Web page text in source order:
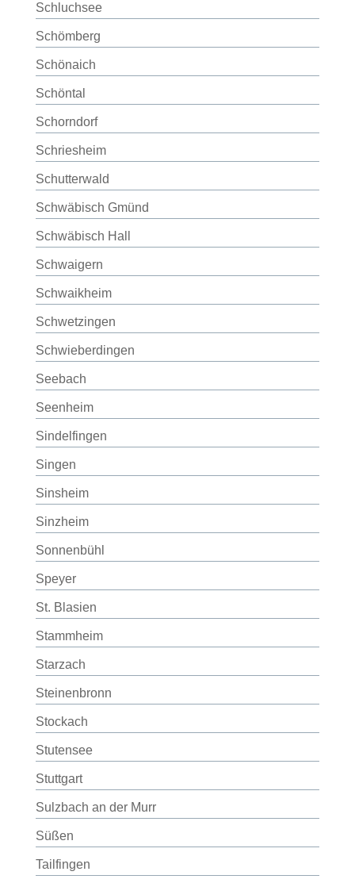
Schluchsee
Schömberg
Schönaich
Schöntal
Schorndorf
Schriesheim
Schutterwald
Schwäbisch Gmünd
Schwäbisch Hall
Schwaigern
Schwaikheim
Schwetzingen
Schwieberdingen
Seebach
Seenheim
Sindelfingen
Singen
Sinsheim
Sinzheim
Sonnenbühl
Speyer
St. Blasien
Stammheim
Starzach
Steinenbronn
Stockach
Stutensee
Stuttgart
Sulzbach an der Murr
Süßen
Tailfingen